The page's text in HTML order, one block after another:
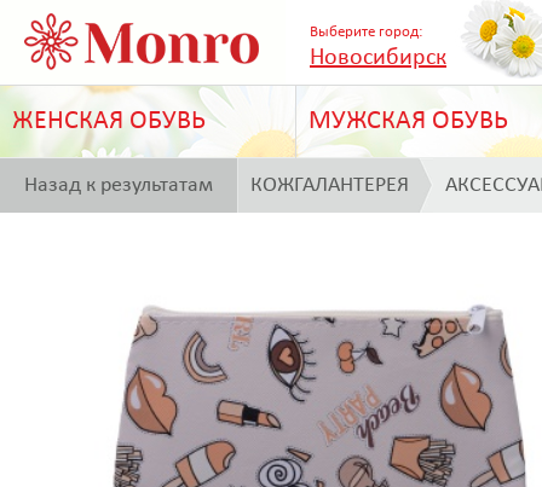
Выберите город:
Новосибирск
ЖЕНСКАЯ ОБУВЬ МУЖСКАЯ ОБУВЬ
Назад к результатам КОЖГАЛАНТЕРЕЯ